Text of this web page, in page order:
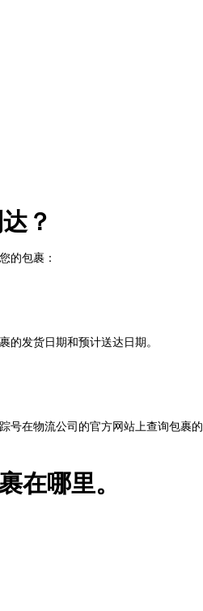
？
的包裹：
发货日期和预计送达日期。
在物流公司的官方网站上查询包裹的
在哪里。